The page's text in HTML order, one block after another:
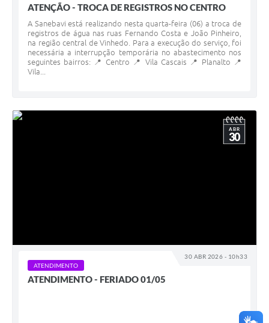
ATENÇÃO - TROCA DE REGISTROS NO CENTRO
A Sanebavi está realizando nesta quarta-feira (06) a troca de
registros de água nas ruas Fernando Costa e João Pinheiro,
na região central de Vinhedo. Para a execução do serviço, foi
necessária a interrupção temporária no abastecimento nos
seguintes bairros: 📍 Centro 📍 Vila Cascais 📍 Planalto 📍
Vila...
30 ABR 2026 - 10h33
ABR
30
ATENDIMENTO
ATENDIMENTO - FERIADO 01/05